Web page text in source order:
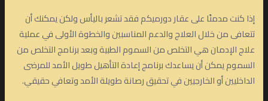
إذا كنت مدمنًا على عقار دورميكم فقد تشعر باليأس ولكن يمكنك أن
تتعافى من خلال العلاج والدعم المناسبين والخطوة الأولى في عملية
علاج الإدمان هي التخلص من السموم الطبية وبعد برنامج التخلص من
السموم يمكن أن يساعدك برنامج إعادة التأهيل طويل الأمد للمرضى
الداخليين أو الخارجيين في تحقيق رصانة طويلة الأمد وتعافي حقيقي.